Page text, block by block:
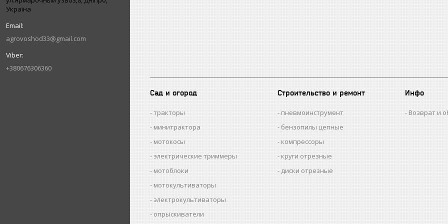
Україна
agrovoshod33@gmail.com
+380676306360
Сад и огород
тракторы
минитрактора
мотокосы
электрические триммеры
мотоблоки
мотокультиваторы
электрокультиваторы
опрыскиватели
Строительство и ремонт
пневмоинструмент
бензопилы цепные
компрессоры
круги отрезные
диски отрезные
Инфо
Возврат и